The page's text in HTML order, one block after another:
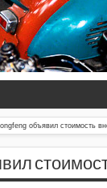
объявил стоимость